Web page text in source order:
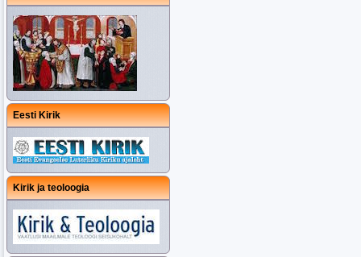
Eesti Kirik
Kirik ja teoloogia